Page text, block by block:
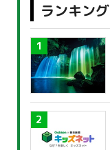
ランキング